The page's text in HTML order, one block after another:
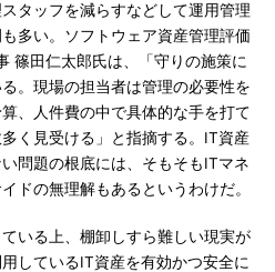
タッフを減らすなどして運用管理
多い。ソフトウェア資産管理評価
篠田仁太郎氏は、「守りの施策に
。現場の担当者は管理の必要性を
、人件費の中で具体的な手を打て
く見受ける」と指摘する。IT資産
問題の根底には、そもそもITマネ
ドの無理解もあるというわけだ。
いる上、棚卸しすら難しい現実が
しているIT資産を有効かつ安全に